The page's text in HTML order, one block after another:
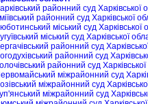
районний суд Харківської
районний суд Харківської
міський суд Харківської
міський суд Харківської
районний суд
районний суд
районний суд Харківської
міжрайонний суд
міжрайонний суд
міжрайонний суд